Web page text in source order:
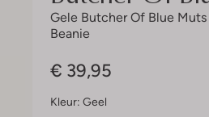
Gele Butcher Of Blue
Beanie
€ 39,95
Kleur: Geel